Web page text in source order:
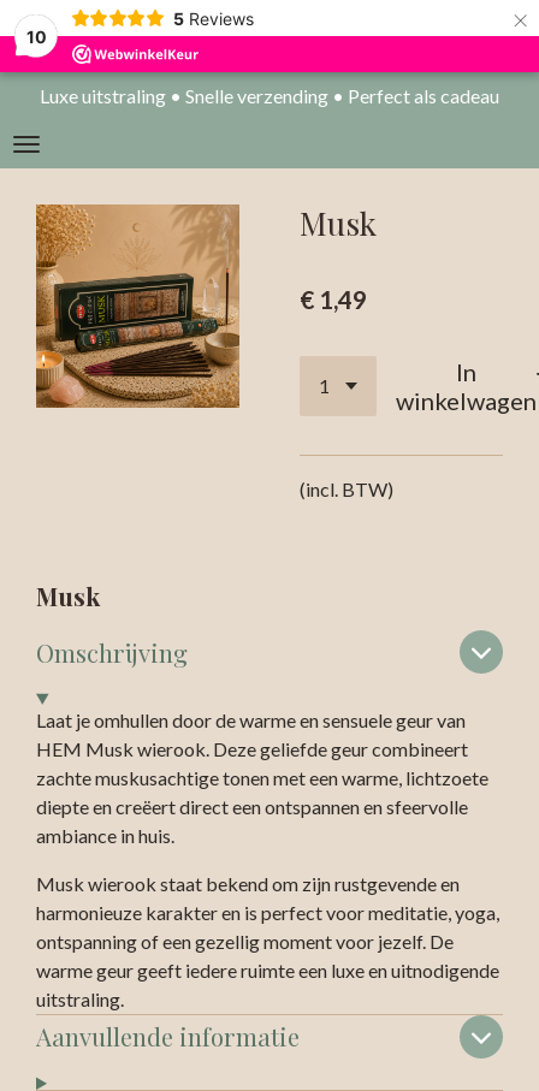
10
5 Reviews ×
Luxe uitstraling • Snelle verzending • Perfect als cadeau
Musk
€ 1,49
In
winkelwagen
(incl. BTW)
Musk
Omschrijving
Laat je omhullen door de warme en sensuele geur van
HEM Musk wierook. Deze geliefde geur combineert
zachte muskusachtige tonen met een warme, lichtzoete
diepte en creëert direct een ontspannen en sfeervolle
ambiance in huis.
Musk wierook staat bekend om zijn rustgevende en
harmonieuze karakter en is perfect voor meditatie, yoga,
ontspanning of een gezellig moment voor jezelf. De
warme geur geeft iedere ruimte een luxe en uitnodigende
uitstraling.
Aanvullende informatie